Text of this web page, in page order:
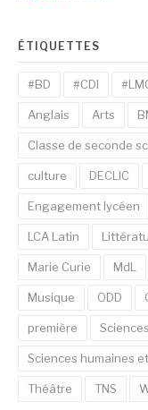
ÉTIQUETTES
#BD #CDI
Anglais Arts
Classe de seconde
culture DECLIC
Engagement lycéen
LCA Latin
Marie Curie MdL
Musique ODD
première Sciences
Sciences humaines
Théâtre TNS